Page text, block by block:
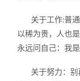
关于工作:普
以稀为贵，人也
永远问自己：我
关于努力：